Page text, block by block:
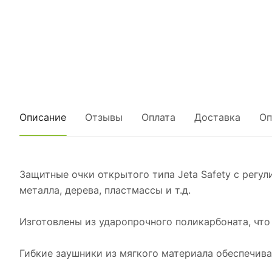
Описание Отзывы Оплата Доставка
Защитные очки открытого типа Jeta Safety с
металла, дерева, пластмассы и т.д.
Изготовлены из ударопрочного поликарбоната,
Гибкие заушники из мягкого материала